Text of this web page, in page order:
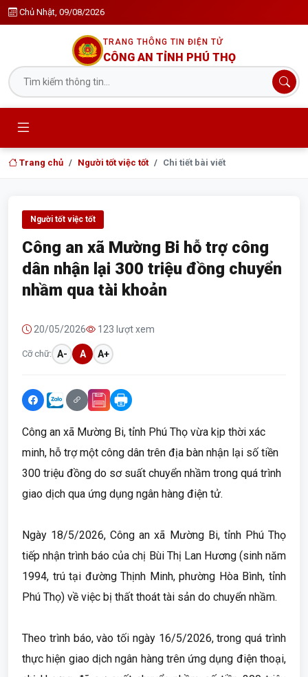
Chủ Nhật, 09/08/2026
TRANG THÔNG TIN ĐIỆN TỬ
CÔNG AN TỈNH PHÚ THỌ
Trang chủ Người tốt việc tốt Chi tiết bài viết
Người tốt việc tốt
Công an xã Mường Bi hỗ trợ công
dân nhận lại 300 triệu đồng chuyển
nhầm qua tài khoản
20/05/2026 123 lượt xem
Cỡ chữ: A- A A+
Công an xã Mường Bi, tỉnh Phú Thọ vừa kịp thời xác
minh, hỗ trợ một công dân trên địa bàn nhận lại số tiền
300 triệu đồng do sơ suất chuyển nhầm trong quá trình
giao dịch qua ứng dụng ngân hàng điện tử.
Ngày 18/5/2026, Công an xã Mường Bi, tỉnh Phú Thọ
tiếp nhận trình báo của chị Bùi Thị Lan Hương (sinh năm
1994, trú tại đường Thịnh Minh, phường Hòa Bình, tỉnh
Phú Thọ) về việc bị thất thoát tài sản do chuyển nhầm.
Theo trình báo, vào tối ngày 16/5/2026, trong quá trình
thực hiện giao dịch ngân hàng trên ứng dụng điện thoại,